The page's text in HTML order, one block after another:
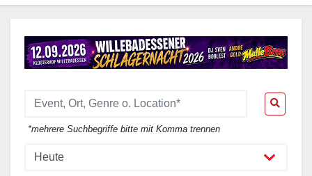
*mehrere Suchbegriffe bitte mit Komma trennen